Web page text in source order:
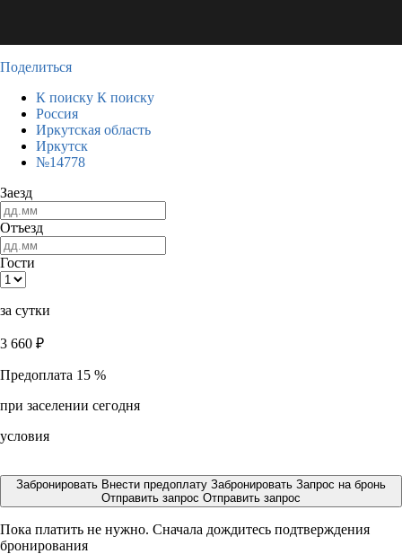
Поделиться
К поиску К поиску
Россия
Иркутская область
Иркутск
№14778
Заезд
Отъезд
Гости
за сутки
3 660 ₽
Предоплата 15 %
при заселении сегодня
условия
Забронировать Внести предоплату Забронировать Запрос на бронь
Отправить запрос Отправить запрос
Пока платить не нужно. Сначала дождитесь подтверждения
бронирования